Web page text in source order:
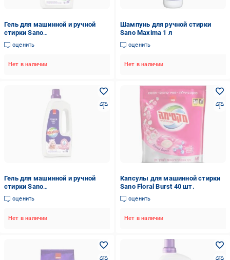
Гель для машинной и ручной
стирки Sano
концентрированный Spring
Flowers 1 л
оценить
Нет в наличии
Шампунь для ручной стирки
Sano Maxima 1 л
оценить
Нет в наличии
Гель для машинной и ручной
стирки Sano
концентрированный Baby 1 л
оценить
Нет в наличии
Капсулы для машинной стирки
Sano Floral Burst 40 шт.
оценить
Нет в наличии